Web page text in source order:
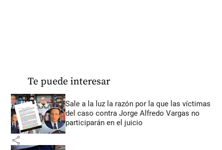
Te puede interesar
Sale a la luz la razón por la que las víctimas
del caso contra Jorge Alfredo Vargas no
participarán en el juicio
share